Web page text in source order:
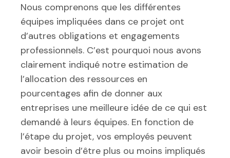
Nous comprenons que les différentes
équipes impliquées dans ce projet ont
d’autres obligations et engagements
professionnels. C’est pourquoi nous avons
clairement indiqué notre estimation de
l’allocation des ressources en
pourcentages afin de donner aux
entreprises une meilleure idée de ce qui est
demandé à leurs équipes. En fonction de
l’étape du projet, vos employés peuvent
avoir besoin d’être plus ou moins impliqués